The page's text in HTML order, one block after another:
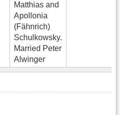
Matthias and
Apollonia
(Fähnrich)
Schulkowsky.
Married Peter
Alwinger